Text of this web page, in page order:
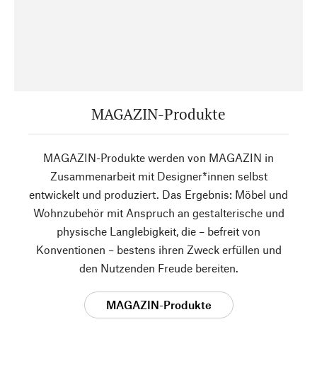
MAGAZIN-Produkte
MAGAZIN-Produkte werden von MAGAZIN in
Zusammenarbeit mit Designer*innen selbst
entwickelt und produziert. Das Ergebnis: Möbel und
Wohnzubehör mit Anspruch an gestalterische und
physische Langlebigkeit, die – befreit von
Konventionen – bestens ihren Zweck erfüllen und
den Nutzenden Freude bereiten.
MAGAZIN-Produkte